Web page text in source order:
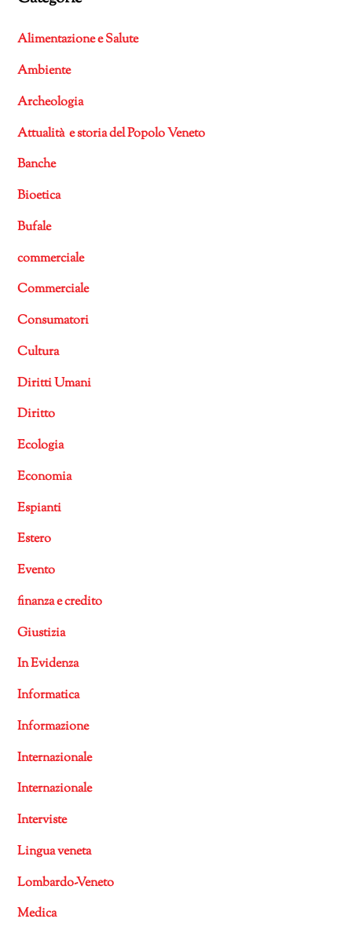
Alimentazione e Salute
Ambiente
Archeologia
Attualità e storia del Popolo Veneto
Banche
Bioetica
Bufale
commerciale
Commerciale
Consumatori
Cultura
Diritti Umani
Diritto
Ecologia
Economia
Espianti
Estero
Evento
finanza e credito
Giustizia
In Evidenza
Informatica
Informazione
Internazionale
Internazionale
Interviste
Lingua veneta
Lombardo-Veneto
Medica